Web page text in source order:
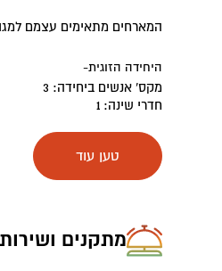
המארחים מתאימים עצמם
היחידה הזוגית-
מקס' אנשים ביחידה: 3
חדרי שינה: 1
היחידה המשפחתית גפן-
מקס' אנשים ביחידה: 7
היחידה המשפחתית
מקס' אנשים ביחידה: 7
טען עוד
מתקנים